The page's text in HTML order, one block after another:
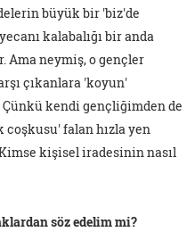
büyük bir 'biz'de
kalabalığı bir anda
Ama neymiş, o gençler
çıkanlara 'koyun'
kendi gençliğimden de
coşkusu' falan hızla yen
kişisel iradesinin nasıl
söz edelim mi?